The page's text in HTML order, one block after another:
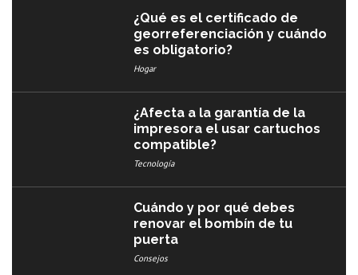
¿Qué es el certificado de
georreferenciación y cuándo
es obligatorio?
Hogar
¿Afecta a la garantía de la
impresora el usar cartuchos
compatible?
Tecnología
Cuándo y por qué debes
renovar el bombín de tu
puerta
Consejos